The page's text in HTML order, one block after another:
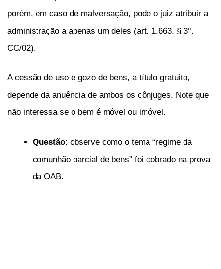
porém, em caso de malversação, pode o juiz atribuir a
administração a apenas um deles (art. 1.663, § 3°,
CC/02).
A cessão de uso e gozo de bens, a título gratuito,
depende da anuência de ambos os cônjuges. Note que
não interessa se o bem é móvel ou imóvel.
Questão: observe como o tema “regime da
comunhão parcial de bens” foi cobrado na prova
da OAB.